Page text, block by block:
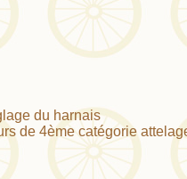
du harnais
de 4ème catégorie